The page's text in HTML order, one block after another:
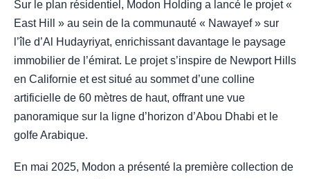
Sur le plan résidentiel, Modon Holding a lancé le projet «
East Hill » au sein de la communauté « Nawayef » sur
l’île d’Al Hudayriyat, enrichissant davantage le paysage
immobilier de l’émirat. Le projet s’inspire de Newport Hills
en Californie et est situé au sommet d’une colline
artificielle de 60 mètres de haut, offrant une vue
panoramique sur la ligne d’horizon d’Abou Dhabi et le
golfe Arabique.
En mai 2025, Modon a présenté la première collection de